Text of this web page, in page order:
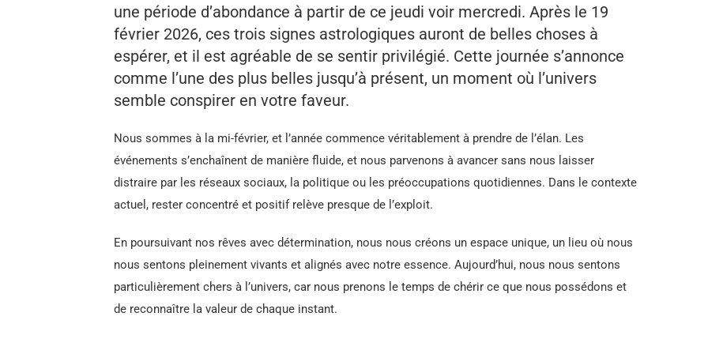
une période d’abondance à partir de ce jeudi voir mercredi. Après le 19
février 2026, ces trois signes astrologiques auront de belles choses à
espérer, et il est agréable de se sentir privilégié. Cette journée s’annonce
comme l’une des plus belles jusqu’à présent, un moment où l’univers
semble conspirer en votre faveur.
Nous sommes à la mi-février, et l’année commence véritablement à prendre de l’élan. Les
événements s’enchaînent de manière fluide, et nous parvenons à avancer sans nous laisser
distraire par les réseaux sociaux, la politique ou les préoccupations quotidiennes. Dans le contexte
actuel, rester concentré et positif relève presque de l’exploit.
En poursuivant nos rêves avec détermination, nous nous créons un espace unique, un lieu où nous
nous sentons pleinement vivants et alignés avec notre essence. Aujourd’hui, nous nous sentons
particulièrement chers à l’univers, car nous prenons le temps de chérir ce que nous possédons et
de reconnaître la valeur de chaque instant.